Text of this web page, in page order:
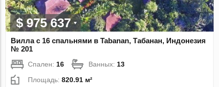
$ 975 637
Вилла с 16 спальнями в Tabanan, Табанан, Индонезия
№ 201
Спален: 16 Ванных: 13
Площадь:820.91 м²